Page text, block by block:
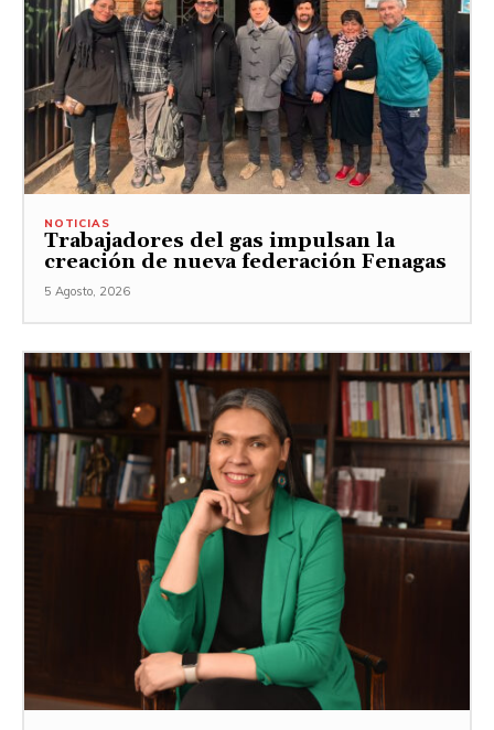
NOTICIAS
Trabajadores del gas impulsan la
creación de nueva federación Fenagas
5 Agosto, 2026